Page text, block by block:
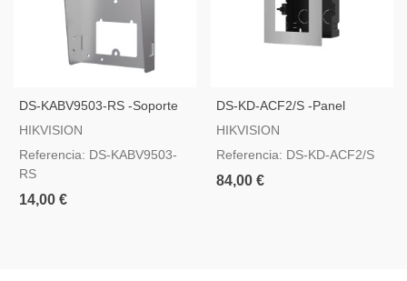
DS-KABV9503-RS -Soporte
De Superficie Con Visera
HIKVISION
Referencia: DS-KABV9503-
RS
14,00 €
DS-KD-ACF2/S -Panel
Frontal Y Caja De Registro
HIKVISION
Referencia: DS-KD-ACF2/S
84,00 €